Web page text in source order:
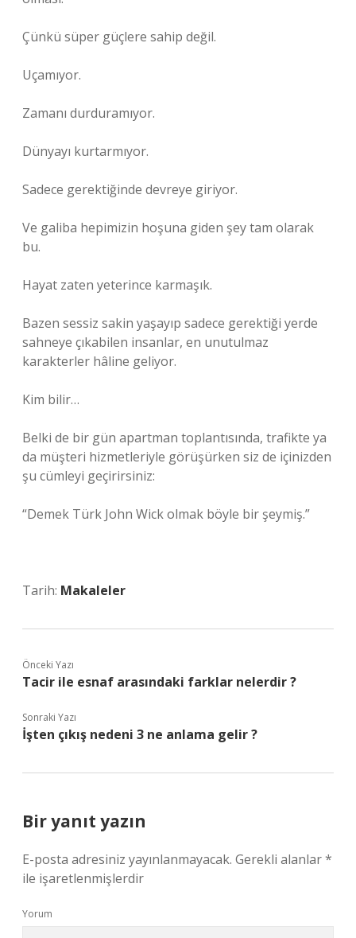
Çünkü süper güçlere sahip değil.
Uçamıyor.
Zamanı durduramıyor.
Dünyayı kurtarmıyor.
Sadece gerektiğinde devreye giriyor.
Ve galiba hepimizin hoşuna giden şey tam olarak
bu.
Hayat zaten yeterince karmaşık.
Bazen sessiz sakin yaşayıp sadece gerektiği yerde
sahneye çıkabilen insanlar, en unutulmaz
karakterler hâline geliyor.
Kim bilir…
Belki de bir gün apartman toplantısında, trafikte ya
da müşteri hizmetleriyle görüşürken siz de içinizden
şu cümleyi geçirirsiniz:
“Demek Türk John Wick olmak böyle bir şeymiş.”
Tarih: Makaleler
Önceki Yazı
Tacir ile esnaf arasındaki farklar nelerdir ?
Sonraki Yazı
İşten çıkış nedeni 3 ne anlama gelir ?
Bir yanıt yazın
E-posta adresiniz yayınlanmayacak. Gerekli alanlar*
ile işaretlenmişlerdir
Yorum